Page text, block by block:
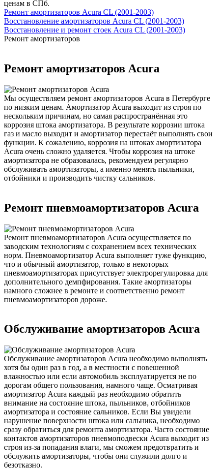
ценам в СПб.
Ремонт амортизаторов Acura CL (2001-2003)
Восстановление амортизаторов Acura CL (2001-2003)
Восстановление и ремонт стоек Acura CL (2001-2003)
Ремонт амортизаторов
Ремонт амортизаторов Acura
Мы осуществляем ремонт амортизаторов Acura в Петербурге
по низким ценам. Амортизатор Acura выходит из строя по
нескольким причинам, но самая распространённая это
коррозия штока амортизатора. В результате коррозии штока
газ и масло выходит и амортизатор перестаёт выполнять свои
функции. К сожалению, коррозия на штоках амортизатора
Acura очень сложно удаляется. Чтобы коррозия на штоке
амортизатора не образовалась, рекомендуем регулярно
обслуживать амортизаторы, а именно менять пыльники,
отбойники и производить чистку сальников.
Ремонт пневмоамортизаторов Acura
Ремонт пневмоамортизаторов Acura осуществляется по
заводским технологиям с сохранением всех технических
норм. Пневмоамортизатор Acura выполняет туже функцию,
что и обычный амортизатор, только в некоторых
пневмоамортизаторах присутствует электрорегулировка для
дополнительного демпфирования. Такие амортизаторы
намного сложнее в ремонте и соответственно ремонт
пневмоамортизаторов дороже.
Обслуживание амортизаторов Acura
Обслуживание амортизаторов Acura необходимо выполнять
хотя бы один раз в год, а в местности с повешенной
влажностью или если автомобиль эксплуатируется не по
дорогам общего пользования, намного чаще. Осматривая
амортизатор Acura каждый раз необходимо обратить
внимание на состояние штока, пыльников, отбойников
амортизатора и состояние сальников. Если Вы увидели
нарушение поверхности штока или сальника, необходимо
сразу обратиться для ремонта амортизатора. Часто состояние
контактов амортизаторов пневмоподвески Acura выходит из
строя из-за попадания влаги, мы сможем предотвратить и
обслужить амортизаторы, чтобы они служили долго и
безотказно.